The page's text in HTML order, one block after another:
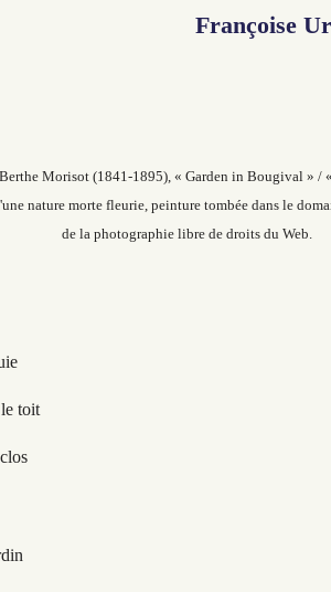
Françoise
Berthe Morisot (1841-1895), « Garden in Bougival » /
nature morte fleurie, peinture tombée dans le
de la photographie libre de droits du Web.
toit